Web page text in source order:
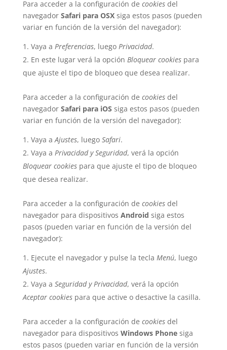
Para acceder a la configuración de cookiesdel
navegador Safari para OSXsiga estos pasos (pueden
variar en función de la versión del navegador):
Vaya a Preferencias, luego Privacidad.
En este lugar verá la opción Bloquear cookiespara
que ajuste el tipo de bloqueo que desea realizar.
Para acceder a la configuración de cookiesdel
navegador Safari para iOS siga estos pasos (pueden
variar en función de la versión del navegador):
Vaya aAjustes, luego Safari.
Vaya a Privacidad y Seguridad, verá la opción
Bloquear cookiespara que ajuste el tipo de bloqueo
que desea realizar.
Para acceder a la configuración de cookiesdel
navegador para dispositivos Android siga estos
pasos (pueden variar en función de la versión del
navegador):
Ejecute el navegador y pulse la tecla Menú, luego
Ajustes.
Vaya a Seguridad y Privacidad, verá la opción
Aceptar cookiespara que active o desactive la casilla.
Para acceder a la configuración de cookiesdel
navegador para dispositivos Windows Phonesiga
estos pasos (pueden variar en función de la versión